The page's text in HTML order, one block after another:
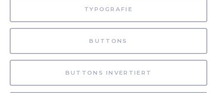
TYPOGRAFIE
BUTTONS
BUTTONS INVERTIERT